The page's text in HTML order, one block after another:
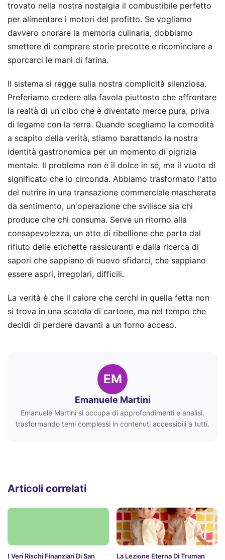
trovato nella nostra nostalgia il combustibile perfetto
per alimentare i motori del profitto. Se vogliamo
davvero onorare la memoria culinaria, dobbiamo
smettere di comprare storie precotte e ricominciare a
sporcarci le mani di farina.
Il sistema si regge sulla nostra complicità silenziosa.
Preferiamo credere alla favola piuttosto che affrontare
la realtà di un cibo che è diventato merce pura, priva
di legame con la terra. Quando scegliamo la comodità
a scapito della verità, stiamo barattando la nostra
identità gastronomica per un momento di pigrizia
mentale. Il problema non è il dolce in sé, ma il vuoto di
significato che lo circonda. Abbiamo trasformato l'atto
del nutrire in una transazione commerciale mascherata
da sentimento, un'operazione che svilisce sia chi
produce che chi consuma. Serve un ritorno alla
consapevolezza, un atto di ribellione che parta dal
rifiuto delle etichette rassicuranti e dalla ricerca di
sapori che sappiano di nuovo sfidarci, che sappiano
essere aspri, irregolari, difficili.
La verità è che il calore che cerchi in quella fetta non
si trova in una scatola di cartone, ma nel tempo che
decidi di perdere davanti a un forno acceso.
EM
Emanuele Martini
Emanuele Martini si occupa di approfondimenti e analisi,
trasformando temi complessi in contenuti accessibili a tutti.
Articoli correlati
I Veri Rischi Finanziari Di San La Lezione Eterna Di Truman